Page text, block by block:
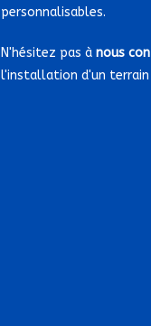
personnalisables.
N'hésitez pas à nous
l'installation d'un